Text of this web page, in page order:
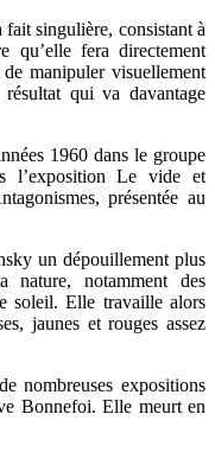
singulière, consistant à
qu’elle fera directement
manipuler visuellement
qui va davantage
1960 dans le groupe
l’exposition Le vide et
présentée au
un dépouillement plus
nature, notamment des
soleil. Elle travaille alors
jaunes et rouges assez
nombreuses expositions
Bonnefoi. Elle meurt en